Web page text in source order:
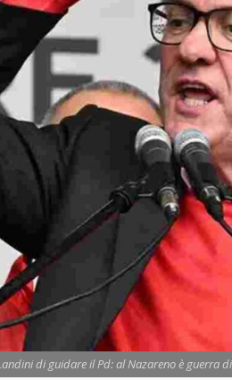
di guidare il Pd: al Nazareno è guerra